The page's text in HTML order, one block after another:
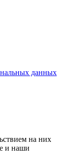
данных
на них
и наши